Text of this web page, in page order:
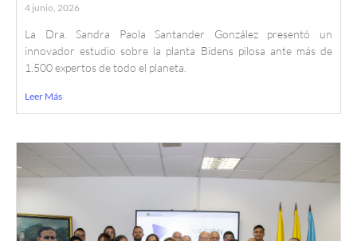
4 junio, 2026
La Dra. Sandra Paola Santander González presentó un
innovador estudio sobre la planta Bidens pilosa ante más de
1.500 expertos de todo el planeta.
Leer Más